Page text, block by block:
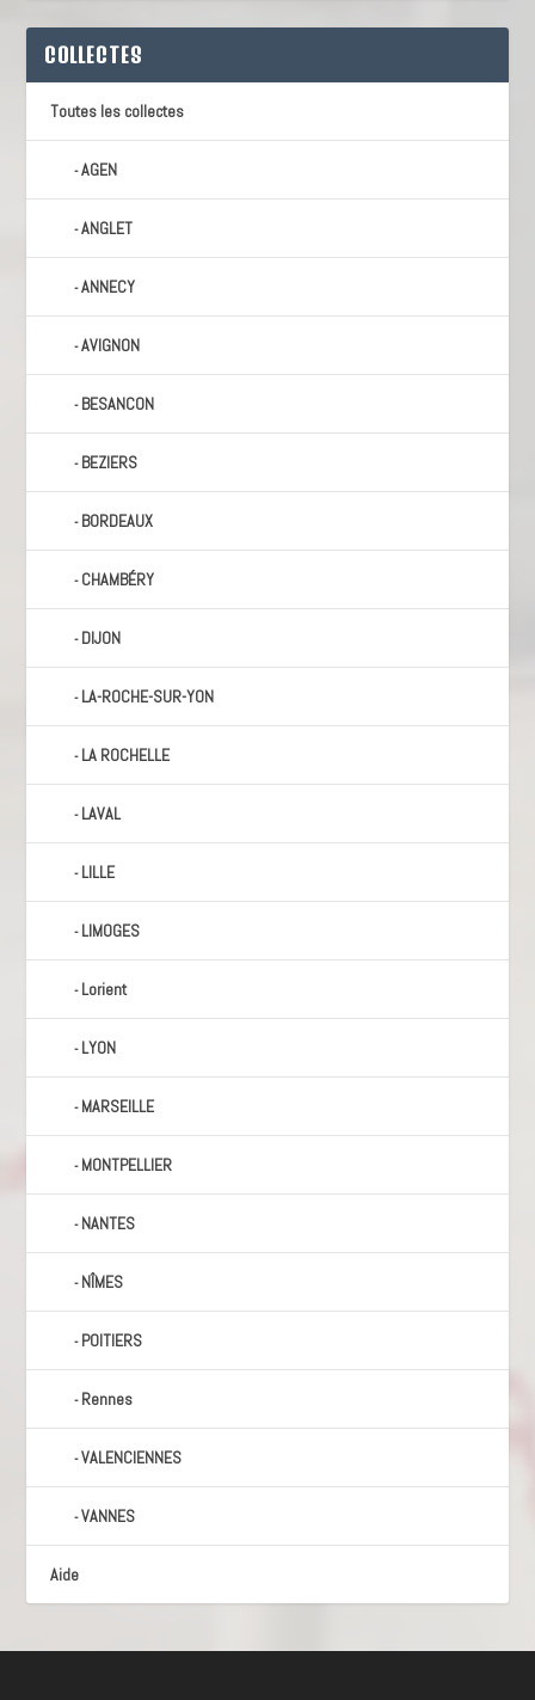
COLLECTES
Toutes les collectes
AGEN
ANGLET
ANNECY
AVIGNON
BESANCON
BEZIERS
BORDEAUX
CHAMBÉRY
DIJON
LA-ROCHE-SUR-YON
LA ROCHELLE
LAVAL
LILLE
LIMOGES
Lorient
LYON
MARSEILLE
MONTPELLIER
NANTES
NÎMES
POITIERS
Rennes
VALENCIENNES
VANNES
Aide